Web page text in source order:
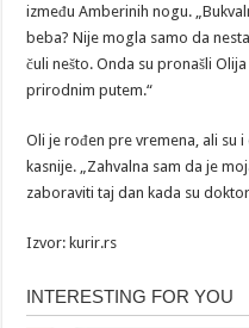
između Amberinih nogu.
beba? Nije mogla samo da
čuli nešto. Onda su pronašli
prirodnim putem.“
Oli je rođen pre vremena, ali su
kasnije. „Zahvalna sam da je
zaboraviti taj dan kada su
Izvor: kurir.rs